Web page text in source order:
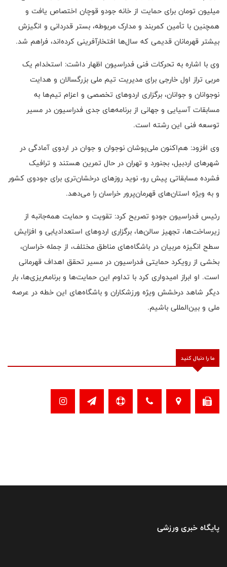
میلیون تومان برای حمایت از خانه جودو قوچان اختصاص یافت و
همچنین با تأمین کمربند و مدارک مربوطه، بستر قدردانی و انگیزش
بیشتر قهرمانان قدیمی که سال‌ها افتخارآفرینی کرده‌اند، فراهم شد.
وی با اشاره به تحرکات فنی فدراسیون اظهار داشت: استخدام یک
مربی تراز اول خارجی برای مدیریت تیم ملی بزرگسالان و هدایت
نوجوانان و جوانان، برگزاری اردوهای تخصصی و اعزام تیم‌ها به
مسابقات آسیایی و جهانی از برنامه‌های جدی فدراسیون در مسیر
توسعه فنی این رشته است.
وی افزود: هم‌اکنون ملی‌پوشان نوجوان و جوان در اردوی آمادگی در
شهرهای اردبیل، بجنورد و تهران در حال تمرین هستند و ترافیک
فشرده مسابقاتی پیش رو، نوید روزهای درخشان‌تری برای جودوی کشور
و به ویژه استان‌های قهرمان‌پرور خراسان را می‌دهد.
رئیس فدراسیون جودو تصریح کرد: تقویت و حمایت همه‌جانبه از
زیرساخت‌ها، تجهیز سالن‌ها، برگزاری اردوهای استعدادیابی و افزایش
سطح انگیزه مربیان در باشگاه‌های مناطق مختلف، از جمله خراسان،
بخشی از رویکرد حمایتی فدراسیون در مسیر تحقق اهداف قهرمانی
است. او ابراز امیدواری کرد با تداوم این حمایت‌ها و برنامه‌ریزی‌ها، بار
دیگر شاهد درخشش ویژه ورزشکاران و باشگاه‌های این خطه در عرصه
ملی و بین‌المللی باشیم.
ما را دنبال کنید
پایگاه خبری ورزشی